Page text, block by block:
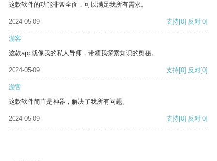
这款软件的功能非常全面，可以满足我所有需求。
2024-05-09 支持[0] 反对[0]
游客
这款app就像我的私人导师，带领我探索知识的奥秘。
2024-05-09 支持[0] 反对[0]
游客
这款软件简直是神器，解决了我所有问题。
2024-05-09 支持[0] 反对[0]